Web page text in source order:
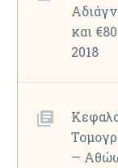
και
2018
—